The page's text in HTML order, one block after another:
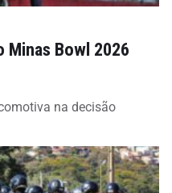
Minas Bowl 2026
na decisão